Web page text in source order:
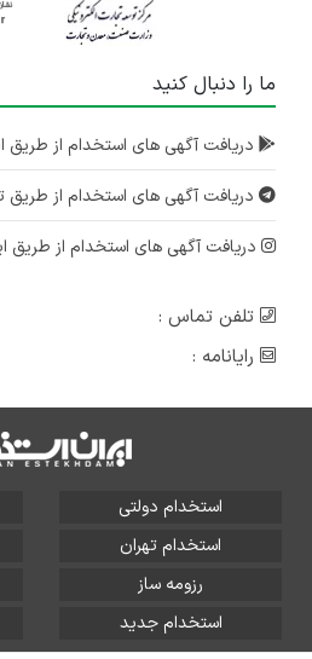
ما را دنبال کنید
دریافت آگهی های استخدام از طریق
دریافت آگهی های استخدام از طریق
دریافت آگهی های استخدام از طریق
تلفن تماس :
رایانامه :
استخدام دولتی
استخدام تهران
رزومه ساز
استخدام جدید